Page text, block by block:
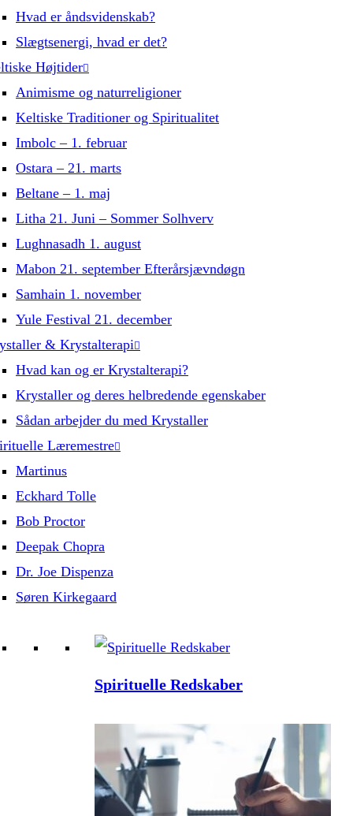
Hvad er åndsvidenskab?
Slægtsenergi, hvad er det?
Højtider
Animisme og naturreligioner
Keltiske Traditioner og Spiritualitet
Imbolc – 1. februar
Ostara – 21. marts
Beltane – 1. maj
Litha 21. Juni – Sommer Solhverv
Lughnasadh 1. august
Mabon 21. september Efterårsjævndøgn
Samhain 1. november
Yule Festival 21. december
& Krystalterapi
Hvad kan og er Krystalterapi?
Krystaller og deres helbredende egenskaber
Sådan arbejder du med Krystaller
Læremestre
Martinus
Eckhard Tolle
Bob Proctor
Deepak Chopra
Dr. Joe Dispenza
Søren Kirkegaard
Spirituelle Redskaber